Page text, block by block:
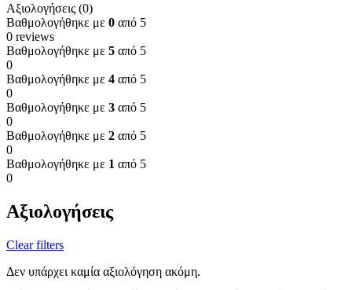
Αξιολογήσεις (0)
Βαθμολογήθηκε με 0 από 5
0 reviews
Βαθμολογήθηκε με 5 από 5
0
Βαθμολογήθηκε με 4 από 5
0
Βαθμολογήθηκε με 3 από 5
0
Βαθμολογήθηκε με 2 από 5
0
Βαθμολογήθηκε με 1 από 5
0
Αξιολογήσεις
Clear filters
Δεν υπάρχει καμία αξιολόγηση ακόμη.